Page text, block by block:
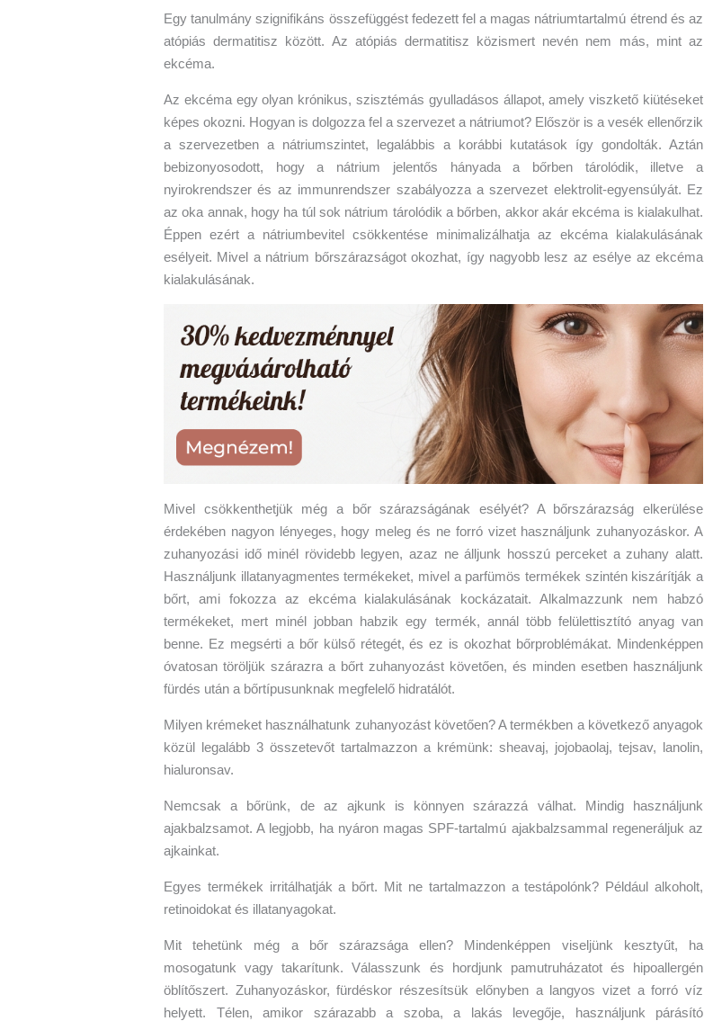
Egy tanulmány szignifikáns összefüggést fedezett fel a magas nátriumtartalmú étrend és az
atópiás dermatitisz között. Az atópiás dermatitisz közismert nevén nem más, mint az
ekcéma.
Az ekcéma egy olyan krónikus, szisztémás gyulladásos állapot, amely viszkető kiütéseket
képes okozni. Hogyan is dolgozza fel a szervezet a nátriumot? Először is a vesék ellenőrzik
a szervezetben a nátriumszintet, legalábbis a korábbi kutatások így gondolták. Aztán
bebizonyosodott, hogy a nátrium jelentős hányada a bőrben tárolódik, illetve a
nyirokrendszer és az immunrendszer szabályozza a szervezet elektrolit-egyensúlyát. Ez
az oka annak, hogy ha túl sok nátrium tárolódik a bőrben, akkor akár ekcéma is kialakulhat.
Éppen ezért a nátriumbevitel csökkentése minimalizálhatja az ekcéma kialakulásának
esélyeit. Mivel a nátrium bőrszárazságot okozhat, így nagyobb lesz az esélye az ekcéma
kialakulásának.
Mivel csökkenthetjük még a bőr szárazságának esélyét? A bőrszárazság elkerülése
érdekében nagyon lényeges, hogy meleg és ne forró vizet használjunk zuhanyozáskor. A
zuhanyozási idő minél rövidebb legyen, azaz ne álljunk hosszú perceket a zuhany alatt.
Használjunk illatanyagmentes termékeket, mivel a parfümös termékek szintén kiszárítják a
bőrt, ami fokozza az ekcéma kialakulásának kockázatait. Alkalmazzunk nem habzó
termékeket, mert minél jobban habzik egy termék, annál több felülettisztító anyag van
benne. Ez megsérti a bőr külső rétegét, és ez is okozhat bőrproblémákat. Mindenképpen
óvatosan töröljük szárazra a bőrt zuhanyozást követően, és minden esetben használjunk
fürdés után a bőrtípusunknak megfelelő hidratálót.
Milyen krémeket használhatunk zuhanyozást követően? A termékben a következő anyagok
közül legalább 3 összetevőt tartalmazzon a krémünk: sheavaj, jojobaolaj, tejsav, lanolin,
hialuronsav.
Nemcsak a bőrünk, de az ajkunk is könnyen szárazzá válhat. Mindig használjunk
ajakbalzsamot. A legjobb, ha nyáron magas SPF-tartalmú ajakbalzsammal regeneráljuk az
ajkainkat.
Egyes termékek irritálhatják a bőrt. Mit ne tartalmazzon a testápolónk? Például alkoholt,
retinoidokat és illatanyagokat.
Mit tehetünk még a bőr szárazsága ellen? Mindenképpen viseljünk kesztyűt, ha
mosogatunk vagy takarítunk. Válasszunk és hordjunk pamutruházatot és hipoallergén
öblítőszert. Zuhanyozáskor, fürdéskor részesítsük előnyben a langyos vizet a forró víz
helyett. Télen, amikor szárazabb a szoba, a lakás levegője, használjunk párásító